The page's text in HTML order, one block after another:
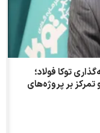
توکا فولاد؛
و تمرکز بر پروژه‌های